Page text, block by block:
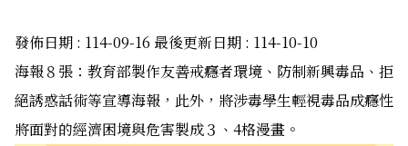
發佈日期 : 114-09-16 最後更新日期 : 114-10-10
海報８張：教育部製作友善戒癮者環境、防制新興毒品、拒
絕誘惑話術等宣導海報，此外，將涉毒學生輕視毒品成癮性
將面對的經濟困境與危害製成３、4格漫畫。